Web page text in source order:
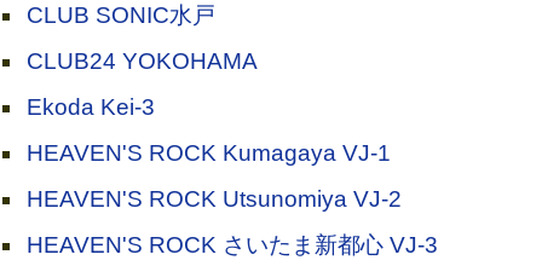
CLUB SONIC水戸
CLUB24 YOKOHAMA
Ekoda Kei-3
HEAVEN'S ROCK Kumagaya VJ-1
HEAVEN'S ROCK Utsunomiya VJ-2
HEAVEN'S ROCK さいたま新都心 VJ-3